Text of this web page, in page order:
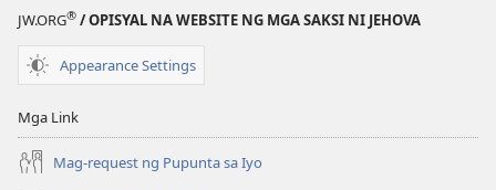
JW.ORG® / OPISYAL NA WEBSITE NG MGA SAKSI NI JEHOVA
Appearance Settings
Mga Link
Mag-request ng Pupunta sa Iyo